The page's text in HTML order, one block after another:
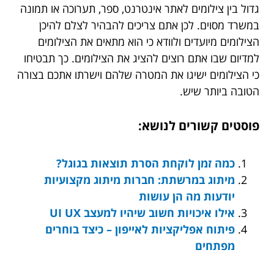
גדול בין צילומים לאתר אינטרנט, ספר, תערוכה או תמונה
במשרד מסוים. לכן אתם צריכים להבהיר לצלם להיכן
הצילומים מיועדים ולוודא כי הוא מתאים את הצילומים
למדיום שבו אתם רוצים להציג את הצילומים. כך תבטיחו
כי הצילומים ישיגו את המטרה שלהם וישרתו אתכם בצורה
הטובה ביותר שיש.
פוסטים קשורים לנושא:
כמה זמן לוקחת הסרת תוצאות בגוגל?
מיתוג במרשתת: חברות מיתוג מקצועיות
יודעות מה הן עושות
אילו איכויות חשוב שיהיו למעצב UI UX
פיתוח אפליקציות לאייפון – כיצד בוחרים
מפתחים